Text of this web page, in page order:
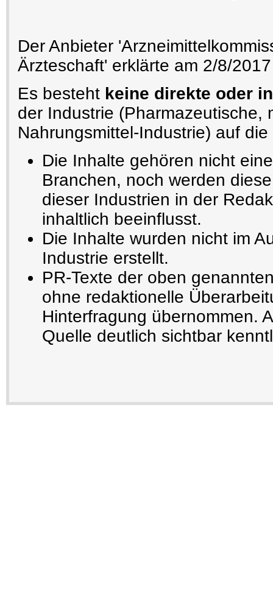
Der Anbieter
Ärzteschaft' erklärte am 2/8/
Es besteht keine direkte oder
der Industrie (Pharmazeutische,
Nahrungsmittel-Industrie) auf
Die Inhalte gehören nicht
Branchen, noch werden
dieser Industrien in der
inhaltlich beeinflusst.
Die Inhalte wurden nicht im
Industrie erstellt.
PR-Texte der oben
ohne redaktionelle
Hinterfragung übernommen.
Quelle deutlich sichtbar